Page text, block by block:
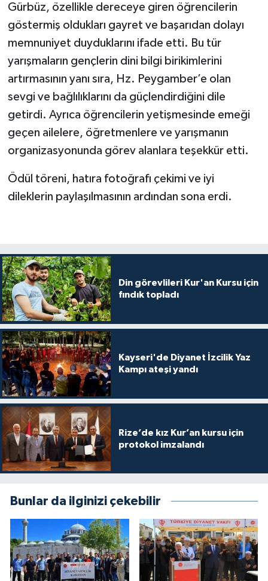
Gürbüz, özellikle dereceye giren öğrencilerin
göstermiş oldukları gayret ve başarıdan dolayı
memnuniyet duyduklarını ifade etti. Bu tür
yarışmaların gençlerin dini bilgi birikimlerini
artırmasının yanı sıra, Hz. Peygamber’e olan
sevgi ve bağlılıklarını da güçlendirdiğini dile
getirdi. Ayrıca öğrencilerin yetişmesinde emeği
geçen ailelere, öğretmenlere ve yarışmanın
organizasyonunda görev alanlara teşekkür etti.
Ödül töreni, hatıra fotoğrafı çekimi ve iyi
dileklerin paylaşılmasının ardından sona erdi.
Din görevlileri Kur'an Kursu için
fındık topladı
Kayseri'de Diyanet İzcilik Yaz
Kampı ateşi yandı
Rize’de kız Kur’an kursu için
protokol imzalandı
Bunlar da ilginizi çekebilir
Denizli Müftülüğü
Diyarbakır Müftülüğü
Düzce Müftülüğü
Edirne Müftülüğü
Elazığ Müftülüğü
Erzurum Müftülüğü
Gaziantep Müftülüğü
Giresun Müftülüğü
Gümüşhane Müftülüğü
Hakkari Müftülüğü
Hatay Müftülüğü
Iğdır Müftülüğü
Isparta Müftülüğü
İstanbul Müftülüğü
İzmir Müftülüğü
Kahramanmaraş Müftülüğü
Karabük Müftülüğü
Diyanet TV
İhtida Haberleri
YAŞAM